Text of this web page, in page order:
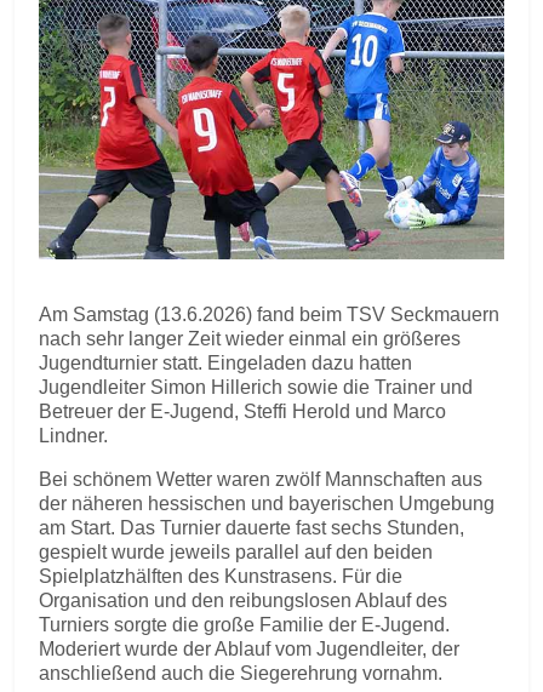
Am Samstag (13.6.2026) fand beim TSV Seckmauern
nach sehr langer Zeit wieder einmal ein größeres
Jugendturnier statt. Eingeladen dazu hatten
Jugendleiter Simon Hillerich sowie die Trainer und
Betreuer der E-Jugend, Steffi Herold und Marco
Lindner.
Bei schönem Wetter waren zwölf Mannschaften aus
der näheren hessischen und bayerischen Umgebung
am Start. Das Turnier dauerte fast sechs Stunden,
gespielt wurde jeweils parallel auf den beiden
Spielplatzhälften des Kunstrasens. Für die
Organisation und den reibungslosen Ablauf des
Turniers sorgte die große Familie der E-Jugend.
Moderiert wurde der Ablauf vom Jugendleiter, der
anschließend auch die Siegerehrung vornahm.